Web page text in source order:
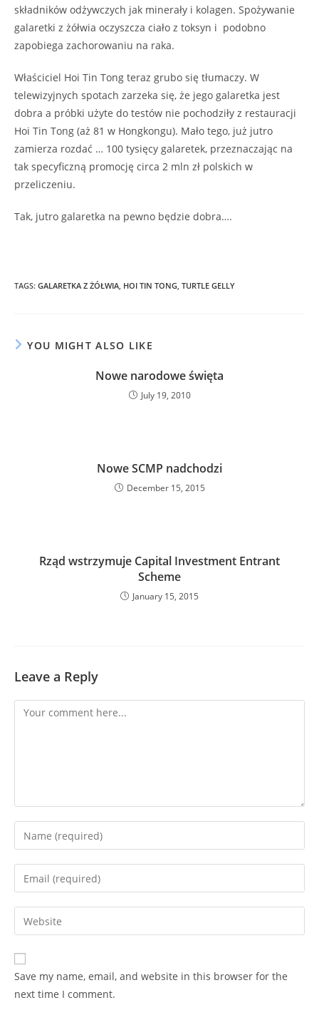
składników odżywczych jak minerały i kolagen. Spożywanie
galaretki z żółwia oczyszcza ciało z toksyn i podobno
zapobiega zachorowaniu na raka.
Właściciel Hoi Tin Tong teraz grubo się tłumaczy. W
telewizyjnych spotach zarzeka się, że jego galaretka jest
dobra a próbki użyte do testów nie pochodziły z restauracji
Hoi Tin Tong (aż 81 w Hongkongu). Mało tego, już jutro
zamierza rozdać … 100 tysięcy galaretek, przeznaczając na
tak specyficzną promocję circa 2 mln zł polskich w
przeliczeniu.
Tak, jutro galaretka na pewno będzie dobra….
TAGS: GALARETKA Z ŻÓŁWIA, HOI TIN TONG, TURTLE GELLY
YOU MIGHT ALSO LIKE
Nowe narodowe święta
July 19, 2010
Nowe SCMP nadchodzi
December 15, 2015
Rząd wstrzymuje Capital Investment Entrant
Scheme
January 15, 2015
Leave a Reply
Comment
Enter
your
name
comment
Enter
your
email
address
comment
Enter
your
website
URL
(optional)
Save my name, email, and website in this browser for the
next time I comment.